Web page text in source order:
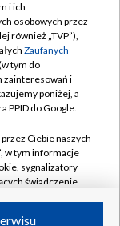
i ich
osobowych przez
również „TVP”),
Zaufanych
tym do
zainteresowań i
poniżej, a
PPID do Google.
Ciebie naszych
w tym informacje
sygnalizatory
świadczenie